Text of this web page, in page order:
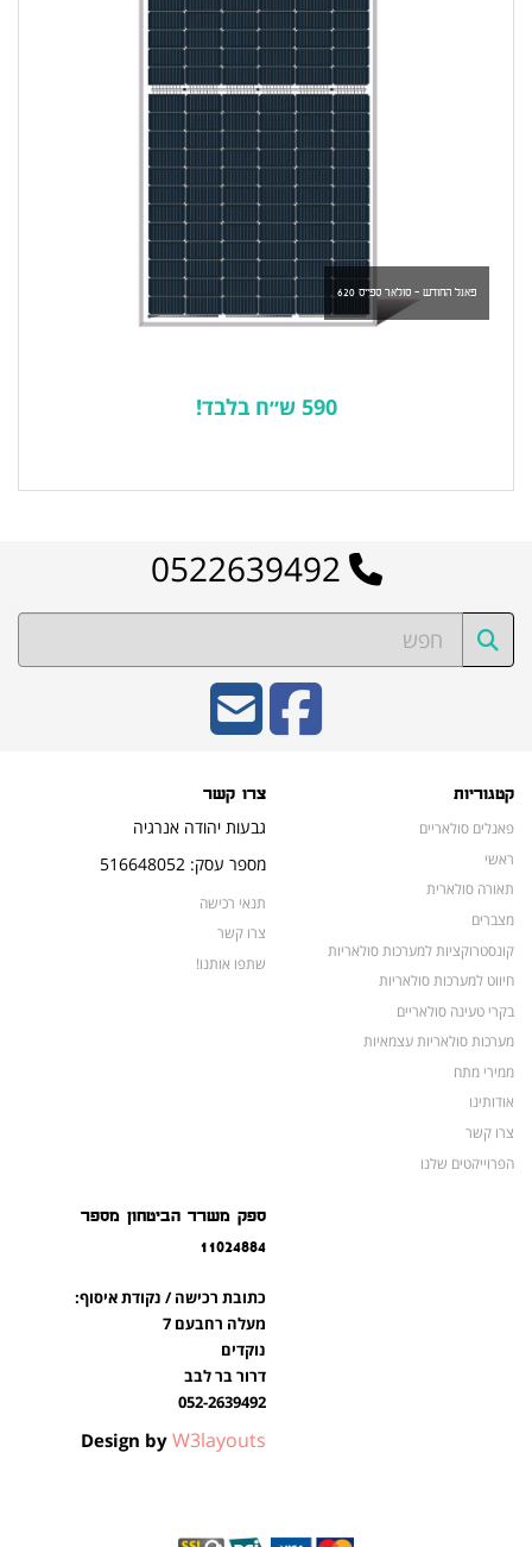
פאנל החודש - סולאר ספייס 620
590 ש״ח בלבד!
קטגוריות
פאנלים סולאריים
ראשי
תאורה סולארית
מצברים
קונסטרוקציות למערכות סולאריות
חיווט למערכות סולאריות
בקרי טעינה סולאריים
מערכות סולאריות עצמאיות
ממירי מתח
אודותינו
צרו קשר
הפרוייקטים שלנו
צרו קשר
גבעות יהודה אנרגיה
מספר עסק: 516648052
תנאי רכישה
צרו קשר
שתפו אותנו!
ספק משרד הביטחון מספר
11024884
כתובת רכישה / נקודת איסוף:
מעלה רחבעם 7
נוקדים
דרור בר לבב
052-2639492
Design by W3layouts